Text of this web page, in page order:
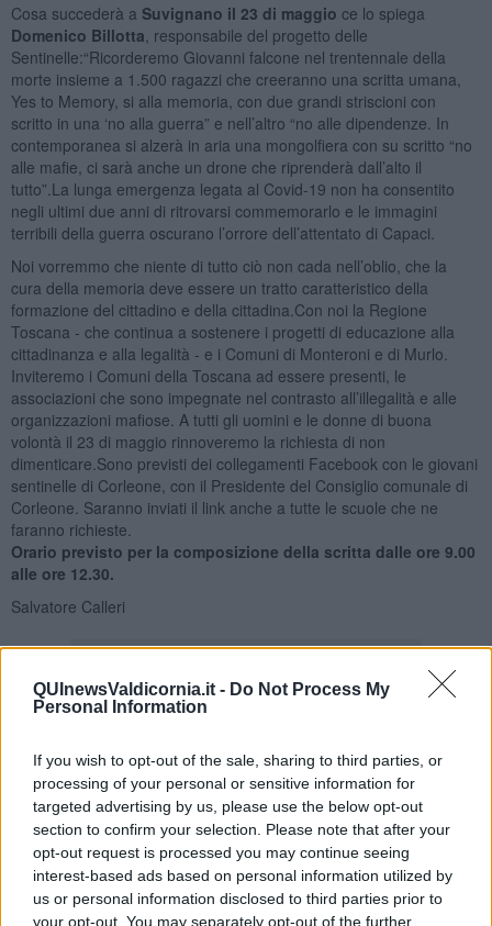
QUInewsValdicornia.it - Do Not Process My
Personal Information
If you wish to opt-out of the sale, sharing to third parties, or
processing of your personal or sensitive information for
targeted advertising by us, please use the below opt-out
section to confirm your selection. Please note that after your
opt-out request is processed you may continue seeing
interest-based ads based on personal information utilized by
us or personal information disclosed to third parties prior to
your opt-out. You may separately opt-out of the further
Cosa succederà a Suvignano il 23 di maggio ce lo spiega
Domenico Billotta , responsabile del progetto delle
Sentinelle:“Ricorderemo Giovanni falcone nel trentennale della
morte insieme a 1.500 ragazzi che creeranno una scritta umana,
Yes to Memory, si alla memoria, con due grandi striscioni con
scritto in una ‘no alla guerra” e nell’altro “no alle dipendenze. In
contemporanea si alzerà in aria una mongolfiera con su scritto “no
alle mafie, ci sarà anche un drone che riprenderà dall’alto il
tutto”.La lunga emergenza legata al Covid-19 non ha consentito
negli ultimi due anni di ritrovarsi commemorarlo e le immagini
terribili della guerra oscurano l’orrore dell’attentato di Capaci.
Noi vorremmo che niente di tutto ciò non cada nell’oblio, che la
cura della memoria deve essere un tratto caratteristico della
formazione del cittadino e della cittadina.Con noi la Regione
Toscana - che continua a sostenere i progetti di educazione alla
cittadinanza e alla legalità - e i Comuni di Monteroni e di Murlo.
Inviteremo i Comuni della Toscana ad essere presenti, le
associazioni che sono impegnate nel contrasto all’illegalità e alle
organizzazioni mafiose. A tutti gli uomini e le donne di buona
volontà il 23 di maggio rinnoveremo la richiesta di non
dimenticare.Sono previsti dei collegamenti Facebook con le giovani
sentinelle di Corleone, con il Presidente del Consiglio comunale di
Corleone. Saranno inviati il link anche a tutte le scuole che ne
faranno richieste.
Orario previsto per la composizione della scritta dalle ore 9.00
alle ore 12.30.
Salvatore Calleri
Se vuoi leggere le notizie principali della Toscana iscriviti alla
Newsletter QUInews - ToscanaMedia.Arriva gratis tutti i giorni
alle 20:00 direttamente nella tua casella di posta.
Basta cliccareQUI
Videogallery